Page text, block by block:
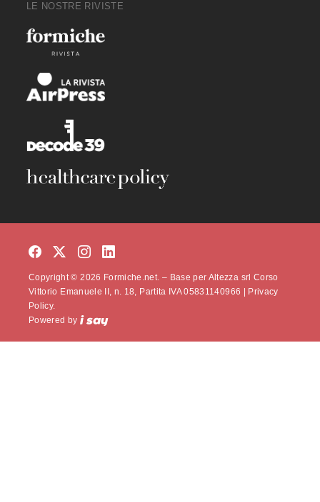
LE NOSTRE RIVISTE
Copyright © 2026 Formiche.net. – Base per Altezza srl Corso
Vittorio Emanuele II, n. 18, Partita IVA 05831140966 |
Privacy
Policy.
Powered by